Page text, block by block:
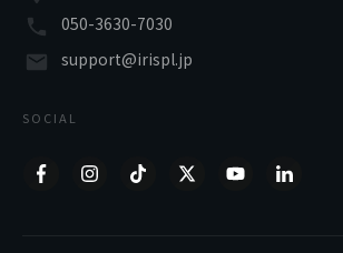
050-3630-7030
support@irispl.jp
SOCIAL